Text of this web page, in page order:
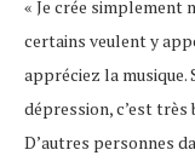
« Je crée simplement
certains veulent y
appréciez la musique.
dépression, c’est très
D’autres personnes